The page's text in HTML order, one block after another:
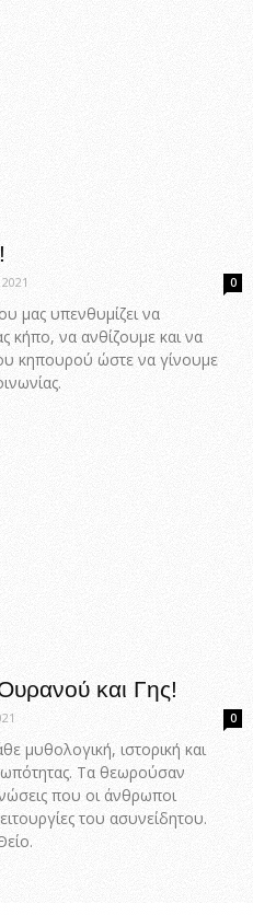
0
μας υπενθυμίζει να
κήπο, να ανθίζουμε και να
κηπουρού ώστε να γίνουμε
και Γης!
0
μυθολογική, ιστορική και
Τα θεωρούσαν
που οι άνθρωποι
του ασυνείδητου.